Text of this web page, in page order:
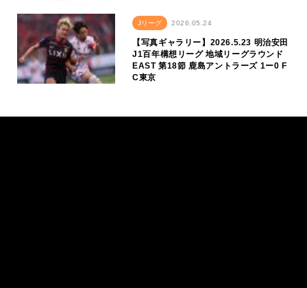
Jリーグ 2026.05.24
【写真ギャラリー】2026.5.23 明治安田
J1百年構想リーグ 地域リーグラウンド
EAST 第18節 鹿島アントラーズ 1ー0 F
C東京